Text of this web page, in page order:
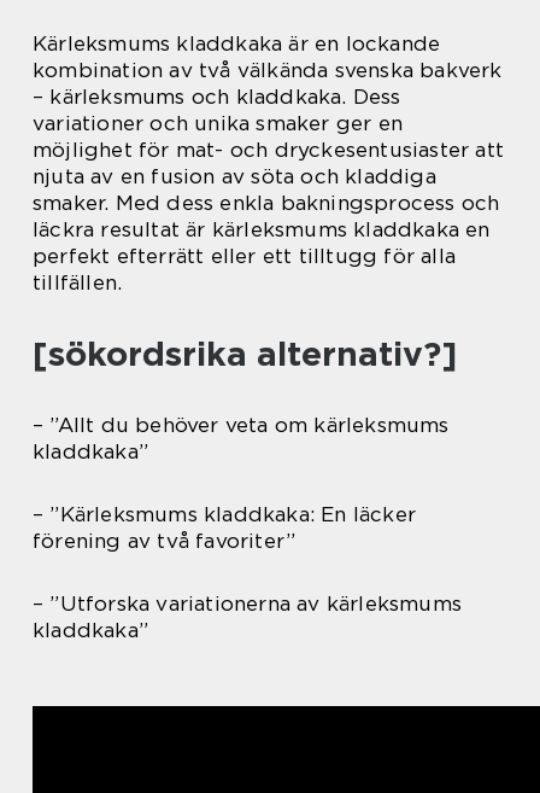
Kärleksmums kladdkaka är en lockande
kombination av två välkända svenska bakverk
– kärleksmums och kladdkaka. Dess
variationer och unika smaker ger en
möjlighet för mat- och dryckesentusiaster att
njuta av en fusion av söta och kladdiga
smaker. Med dess enkla bakningsprocess och
läckra resultat är kärleksmums kladdkaka en
perfekt efterrätt eller ett tilltugg för alla
tillfällen.
[sökordsrika alternativ?]
– ”Allt du behöver veta om kärleksmums
kladdkaka”
– ”Kärleksmums kladdkaka: En läcker
förening av två favoriter”
– ”Utforska variationerna av kärleksmums
kladdkaka”